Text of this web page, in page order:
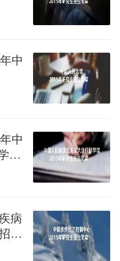
中
中
院
病
生